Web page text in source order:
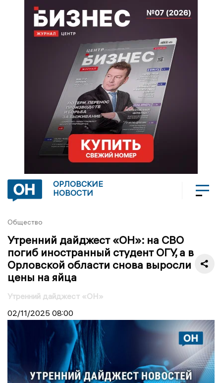
ОРЛОВСКИЕ
НОВОСТИ
Общество
Утренний дайджест «ОН»: на СВО
погиб иностранный студент ОГУ, а в
Орловской области снова выросли
цены на яйца
Утренний дайджест «ОН»
02/11/2025 08:00